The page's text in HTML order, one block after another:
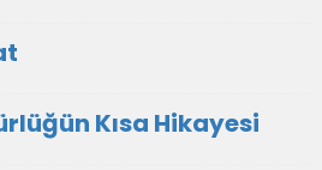
Kısa Hikayesi